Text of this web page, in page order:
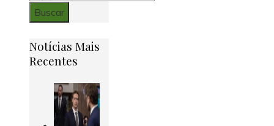
Notícias Mais
Recentes